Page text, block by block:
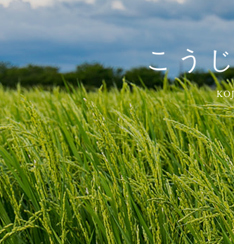
こう